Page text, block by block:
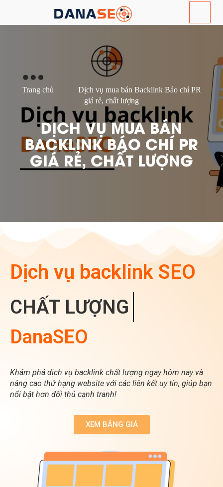
Trang chủ
Dịch vụ mua bán Backlink Báo chí PR
giá rẻ, chất lượng
DỊCH VỤ MUA BÁN
BACKLINK BÁO CHÍ PR
GIÁ RẺ, CHẤT LƯỢNG
Dịch vụ backlink SEO
CHẤT LƯỢNG
DanaSEO
Khám phá dịch vụ backlink chất lượng ngay hôm nay và
XEM BẢNG GIÁ